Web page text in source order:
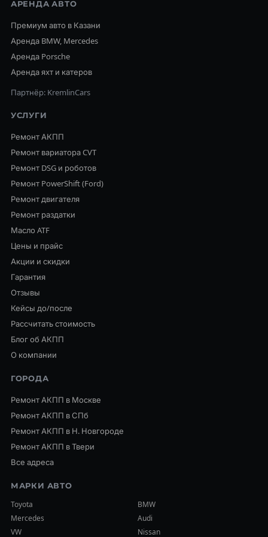
АРЕНДА АВТО
Премиум авто в Казани
Аренда BMW, Mercedes
Аренда Porsche
Аренда яхт и катеров
Партнёр: KremlinCars
УСЛУГИ
Ремонт АКПП
Ремонт вариатора CVT
Ремонт DSG и роботов
Ремонт PowerShift (Ford)
Ремонт двигателя
Ремонт раздатки
Масло ATF
Цены и прайс
Акции и скидки
Гарантия
Отзывы
Кейсы до/после
Рассчитать стоимость
Блог об АКПП
О компании
ГОРОДА
Ремонт АКПП в Москве
Ремонт АКПП в СПб
Ремонт АКПП в Н. Новгороде
Ремонт АКПП в Твери
Все адреса
МАРКИ АВТО
Toyota
BMW
Mercedes
Audi
VW
Nissan